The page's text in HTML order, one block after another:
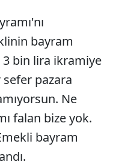
bayram
bin lira ikramiye
pazara
Ne
falan bize yok.
bayram